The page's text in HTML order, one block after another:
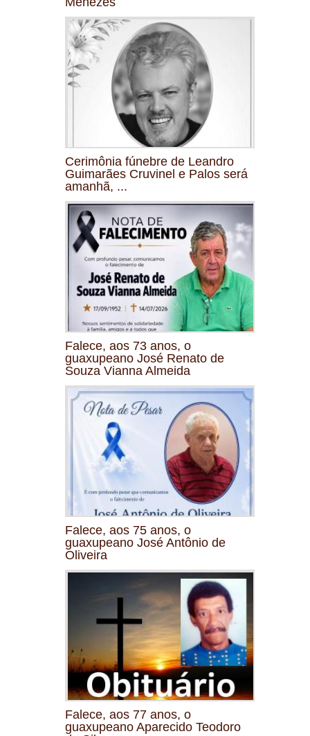
Cerimônia fúnebre de Leandro
Guimarães Cruvinel e Palos será
amanhã, ...
Falece, aos 73 anos, o
guaxupeano José Renato de
Souza Vianna Almeida
Falece, aos 75 anos, o
guaxupeano José Antônio de
Oliveira
Falece, aos 77 anos, o
guaxupeano Aparecido Teodoro